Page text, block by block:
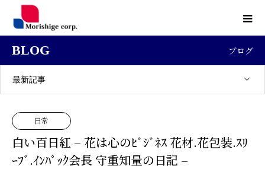
BLOG ブログ
最新記事
日常
白い百日紅 – 花は心のﾋﾞｼﾞﾈｽ 花材.花包装.ｽﾘ
ｰﾌﾞ.ｲﾝﾊﾟｯｸ会長 守重知量の日記 –